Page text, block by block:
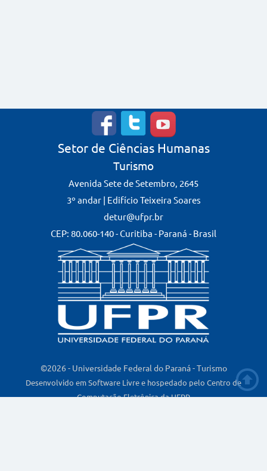
Setor de Ciências Humanas
Turismo
Avenida Sete de Setembro, 2645
3º andar | Edifício Teixeira Soares
detur@ufpr.br
CEP: 80.060-140 - Curitiba - Paraná - Brasil
©2026 - Universidade Federal do Paraná - Turismo
Desenvolvido em Software Livre e hospedado pelo Centro de
Computação Eletrônica da UFPR